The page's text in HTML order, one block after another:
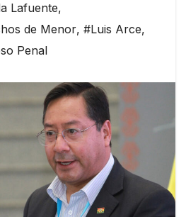
Lafuente,
de Menor, #Luis Arce,
Penal